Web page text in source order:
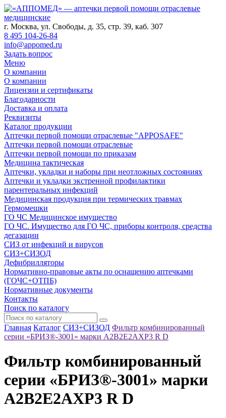
г. Москва, ул. Свободы, д. 35, стр. 39, каб. 307
8 495 104-26-84
info@appomed.ru
Задать вопрос
Меню
О компании
О компании
Лицензии и сертификаты
Благодарности
Доставка и оплата
Реквизиты
Каталог продукции
Аптечки первой помощи отраслевые "APPOSAFE"
Аптечки первой помощи отраслевые
Аптечки первой помощи по приказам
Медицина тактическая
Аптечки, укладки и наборы при неотложных состояниях
Аптечки и укладки экстренной профилактики
парентеральных инфекций
Медицинская продукция при термических травмах
Гермомешки
ГО ЧС Медицинское имущество
ГО ЧС. Имущество для ГО ЧС, приборы контроля, средства
дегазации
СИЗ от инфекций и вирусов
СИЗ+СИЗОД
Дефибрилляторы
Нормативно-правовые акты по оснащению аптечками
(ГОЧС+ОТПБ)
Нормативные документы
Контакты
Поиск по каталогу
Главная Каталог СИЗ+СИЗОД Фильтр комбинированный
серии «БРИЗ®-3001» марки A2B2E2AXP3 R D
Фильтр комбинированный
серии «БРИЗ®-3001» марки
A2B2E2AXP3 R D